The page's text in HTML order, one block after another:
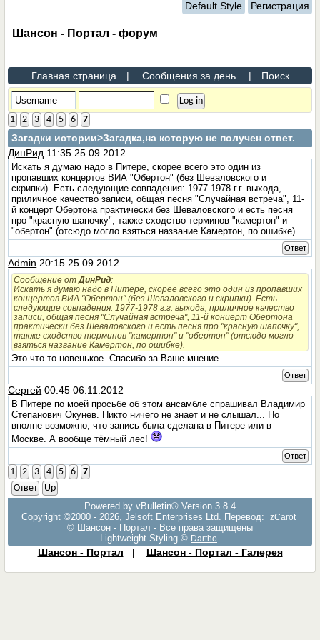
Default Style Регистрация
Шансон - Портал - форум
Главная страница | Сообщения за день | Поиск
1 2 3 4 5 6 7
Загадки истории>Загадка,на которую не получен ответ.
ДинРид 11:35 25.09.2012
Искать я думаю надо в Питере, скорее всего это один из
пропавших концертов ВИА "Обертон" (без Шеваловского и
скрипки). Есть следующие совпадения: 1977-1978 г.г. выхода,
приличное качество записи, общая песня "Случайная встреча", 11-
й концерт Обертона практически без Шеваловского и есть песня
про "красную шапочку", также сходство терминов "камертон" и
"обертон" (отсюдо могло взяться название Камертон, по ошибке).
Ответ
Admin 20:15 25.09.2012
Сообщение отДинРид:
Искать я думаю надо в Питере, скорее всего это один из пропавших
концертов ВИА "Обертон" (без Шеваловского и скрипки). Есть
следующие совпадения: 1977-1978 г.г. выхода, приличное качество
записи, общая песня "Случайная встреча", 11-й концерт Обертона
практически без Шеваловского и есть песня про "красную шапочку",
также сходство терминов "камертон" и "обертон" (отсюдо могло
взяться название Камертон, по ошибке).
Это что то новенькое. Спасибо за Ваше мнение.
Ответ
Сергей 00:45 06.11.2012
В Питере по моей просьбе об этом ансамбле спрашивал Владимир
Степанович Окунев. Никто ничего не знает и не слышал... Но
вполне возможно, что запись была сделана в Питере или в
Москве. А вообще тёмный лес!
Ответ
1 2 3 4 5 6
7
Ответ
Up
Powered by vBulletin® Version 3.8.4
Copyright ©2000 - 2026, Jelsoft Enterprises Ltd. Перевод:
zCarot
© Шансон - Портал - Все права защищены
Lightweight Styling © Dartho
Шансон - Портал | Шансон - Портал - Галерея